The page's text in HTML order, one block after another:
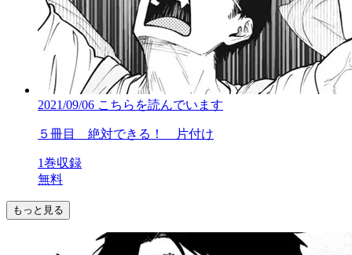
2021/09/06 こちらを読んでいます
５冊目 絶対できる！ 片付け
1巻収録
無料
もっと見る